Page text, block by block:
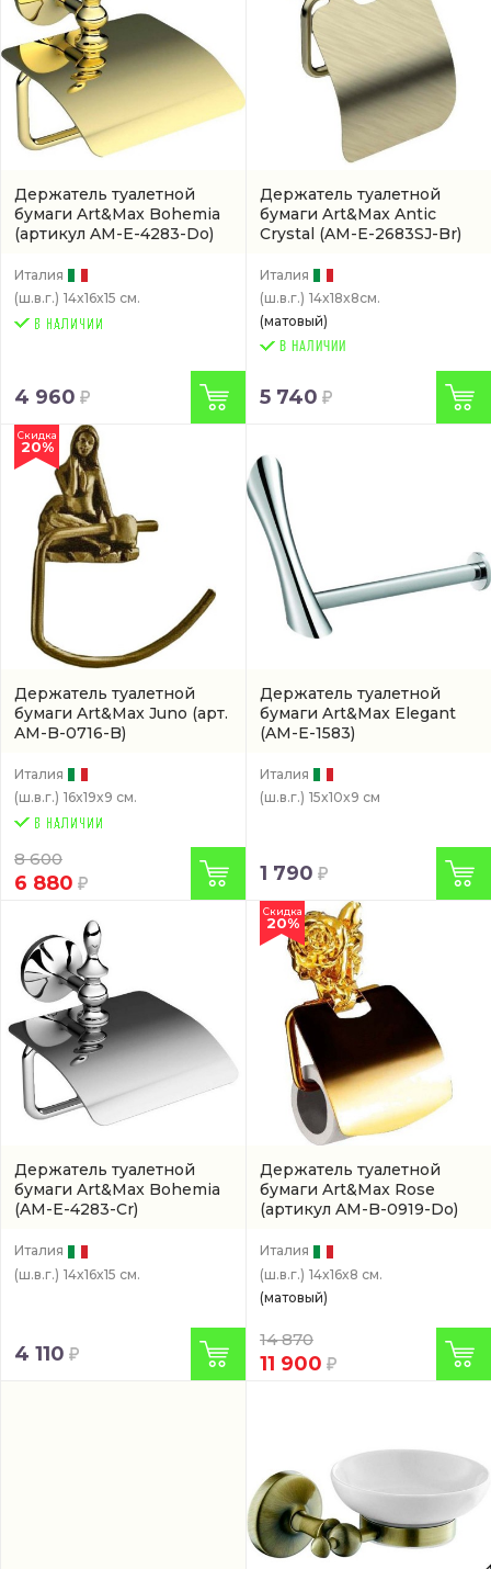
Держатель туалетной
бумаги Art&Max Bohemia
(артикул AM-E-4283-Do)
Италия
(ш.в.г.) 14x16x15 см.
4 960
Держатель туалетной
бумаги Art&Max Antic
Crystal (AM-E-2683SJ-Br)
Италия
(ш.в.г.) 14x18x8см.
(матовый)
В НАЛИЧИИ
5 740
Держатель туалетной
бумаги Art&Max Juno (арт.
AM-B-0716-B)
Скидка
20%
Италия
(ш.в.г.) 16x19x9 см.
8 600
6 880
Держатель туалетной
бумаги Art&Max Elegant
(AM-E-1583)
Италия
(ш.в.г.) 15x10x9 см
1 790
Держатель туалетной
бумаги Art&Max Bohemia
(AM-E-4283-Cr)
Италия
(ш.в.г.) 14x16x15 см.
4 110
Держатель туалетной
бумаги Art&Max Rose
(артикул AM-B-0919-Do)
Скидка
20%
Италия
(ш.в.г.) 14x16x8 см.
(матовый)
14 870
11 900